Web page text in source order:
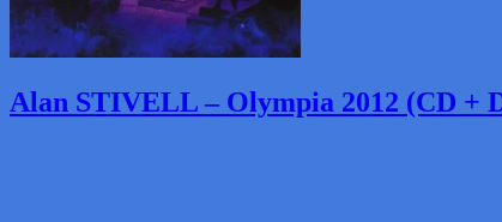
Alan STIVELL – Olympia 2012 (CD +